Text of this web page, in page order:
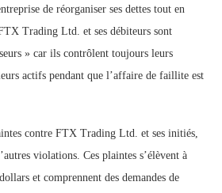
de réorganiser ses dettes tout en
Trading Ltd. et ses débiteurs sont
» car ils contrôlent toujours leurs
actifs pendant que l’affaire de faillite est
contre FTX Trading Ltd. et ses initiés,
violations. Ces plaintes s’élèvent à
et comprennent des demandes de